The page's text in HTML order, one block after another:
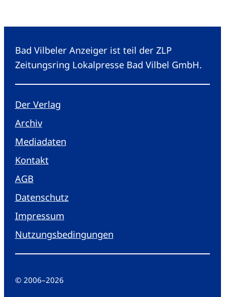
Bad Vilbeler Anzeiger ist teil der ZLP
Zeitungsring Lokalpresse Bad Vilbel GmbH.
Der Verlag
Archiv
Mediadaten
Kontakt
AGB
Datenschutz
Impressum
Nutzungsbedingungen
© 2006–2026